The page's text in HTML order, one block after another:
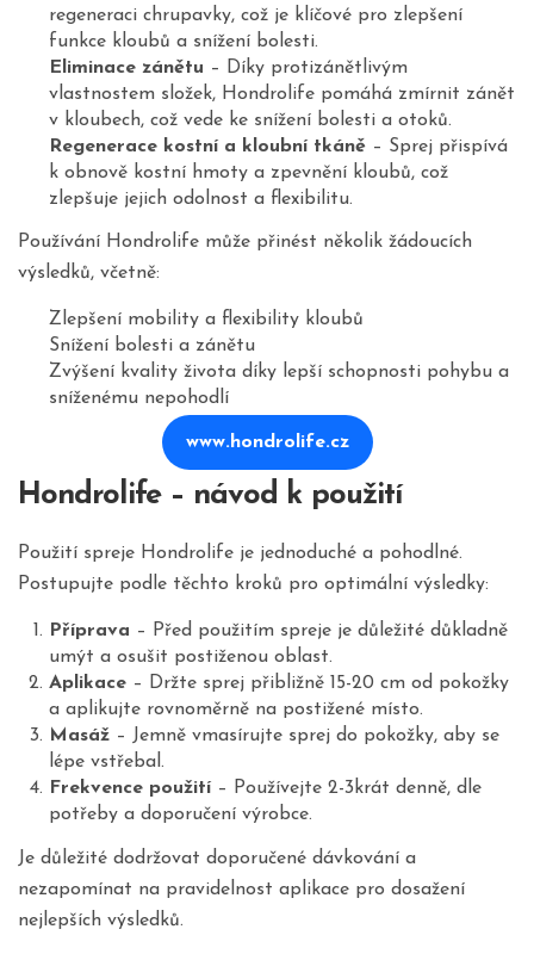
regeneraci chrupavky, což je klíčové pro zlepšení
funkce kloubů a snížení bolesti.
Eliminace zánětu – Díky protizánětlivým
vlastnostem složek, Hondrolife pomáhá zmírnit zánět
v kloubech, což vede ke snížení bolesti a otoků.
Regenerace kostní a kloubní tkáně– Sprej přispívá
k obnově kostní hmoty a zpevnění kloubů, což
zlepšuje jejich odolnost a flexibilitu.
Používání Hondrolife může přinést několik žádoucích
výsledků, včetně:
Zlepšení mobility a flexibility kloubů
Snížení bolesti a zánětu
Zvýšení kvality života díky lepší schopnosti pohybu a
sníženému nepohodlí
www.hondrolife.cz
Hondrolife – návod k použití
Použití spreje Hondrolife je jednoduché a pohodlné.
Postupujte podle těchto kroků pro optimální výsledky:
Příprava – Před použitím spreje je důležité důkladně
umýt a osušit postiženou oblast.
Aplikace– Držte sprej přibližně 15-20 cm od pokožky
a aplikujte rovnoměrně na postižené místo.
Masáž– Jemně vmasírujte sprej do pokožky, aby se
lépe vstřebal.
Frekvence použití– Používejte 2-3krát denně, dle
potřeby a doporučení výrobce.
Je důležité dodržovat doporučené dávkování a
nezapomínat na pravidelnost aplikace pro dosažení
nejlepších výsledků.